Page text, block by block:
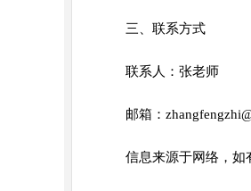
三、联系方式
联系人：张老师
邮箱：
信息来源于网络，如